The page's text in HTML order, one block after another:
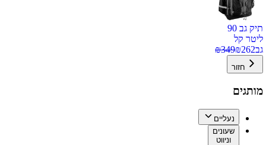
תיק גב 90
ליטר קל
גב
₪262
₪349
חזור
מותגים
נעליים
שעונים
וניווט